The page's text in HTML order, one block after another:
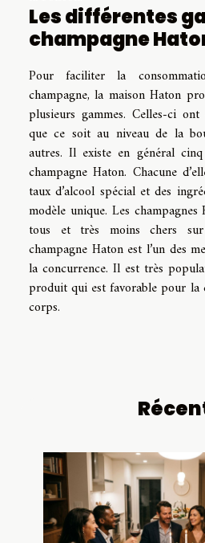
Les différentes
champagne
Pour faciliter la
champagne, la maison Haton
plusieurs gammes. Celles-ci
que ce soit au niveau de la
autres. Il existe en général
champagne Haton. Chacune
taux d’alcool spécial et des
modèle unique. Les
tous et très moins chers
champagne Haton est l’un des
la concurrence. Il est très
produit qui est favorable pour la
corps.